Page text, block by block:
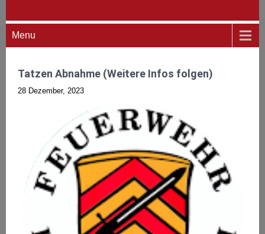
Menu
Tatzen Abnahme (Weitere Infos folgen)
28 Dezember, 2023